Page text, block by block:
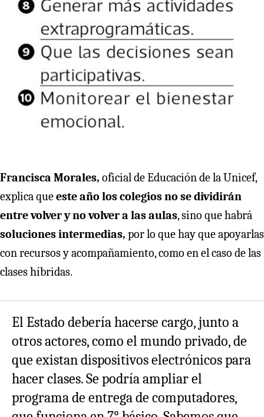
Francisca Morales, oficial de Educación de la Unicef,
explica queeste año los colegios no se dividirán
entre volver y no volver a las aulas, sino que habrá
soluciones intermedias, por lo que hay que apoyarlas
con recursos y acompañamiento, como en el caso de las
clases híbridas.
El Estado debería hacerse cargo, junto a
otros actores, como el mundo privado, de
que existan dispositivos electrónicos para
hacer clases. Se podría ampliar el
programa de entrega de computadores,